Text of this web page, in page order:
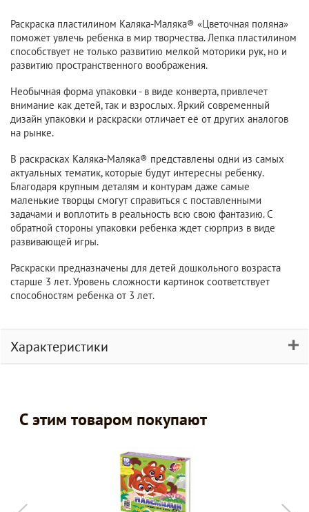
Раскраска пластилином Каляка-Маляка® «Цветочная поляна»
поможет увлечь ребенка в мир творчества. Лепка пластилином
способствует не только развитию мелкой моторики рук, но и
развитию пространственного воображения.
Необычная форма упаковки - в виде конверта, привлечет
внимание как детей, так и взрослых. Яркий современный
дизайн упаковки и раскраски отличает её от других аналогов
на рынке.
В раскрасках Каляка-Маляка® представлены одни из самых
актуальных тематик, которые будут интересны ребенку.
Благодаря крупным деталям и контурам даже самые
маленькие творцы смогут справиться с поставленными
задачами и воплотить в реальность всю свою фантазию. С
обратной стороны упаковки ребенка ждет сюрприз в виде
развивающей игры.
Раскраски предназначены для детей дошкольного возраста
старше 3 лет. Уровень сложности картинок соответствует
способностям ребенка от 3 лет.
Характеристики
С этим товаром покупают